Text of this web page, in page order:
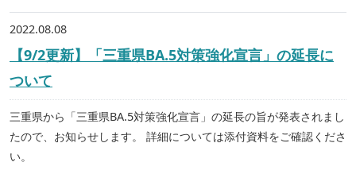
2022.08.08
【9/2更新】「三重県BA.5対策強化宣言」の延長に
ついて
三重県から「三重県BA.5対策強化宣言」の延長の旨が発表されまし
たので、お知らせします。 詳細については添付資料をご確認くださ
い。